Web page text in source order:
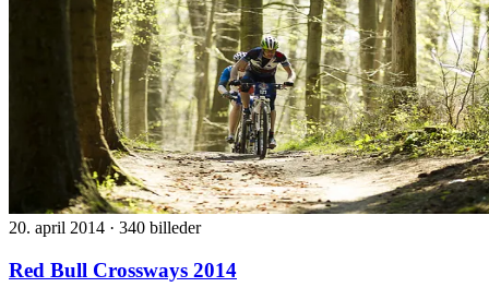
20. april 2014 · 340 billeder
Red Bull Crossways 2014